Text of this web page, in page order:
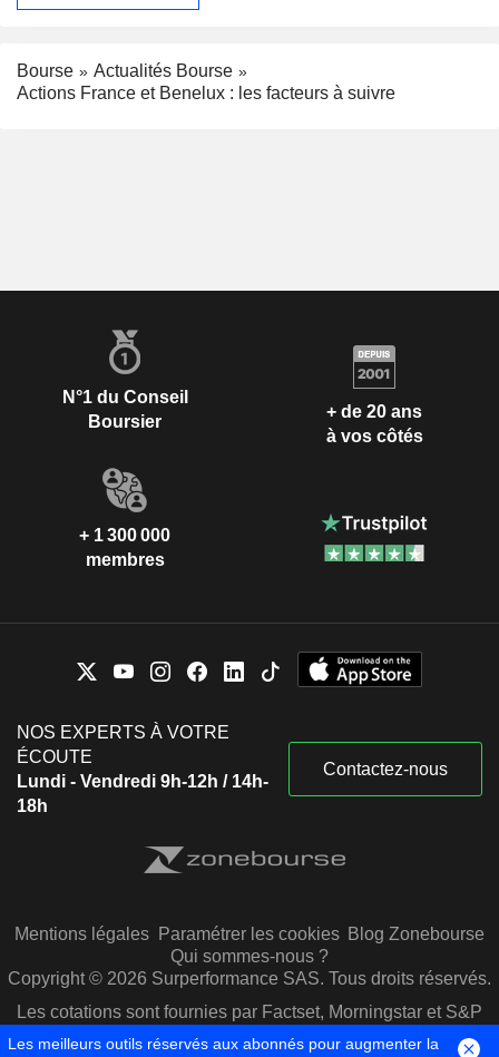
Bourse
Actualités Bourse
Actions France et Benelux : les facteurs à suivre
N°1 du Conseil
Boursier
+ de 20 ans
à vos côtés
+ 1 300 000
membres
NOS EXPERTS À VOTRE
ÉCOUTE
Lundi - Vendredi 9h-12h / 14h-
18h
Contactez-nous
Mentions légales Paramétrer les cookies Blog Zonebourse
Qui sommes-nous ?
Copyright © 2026 Surperformance SAS. Tous droits réservés.
Les cotations sont fournies par Factset, Morningstar et S&P
Capital IQ
Les meilleurs outils réservés aux abonnés pour augmenter la